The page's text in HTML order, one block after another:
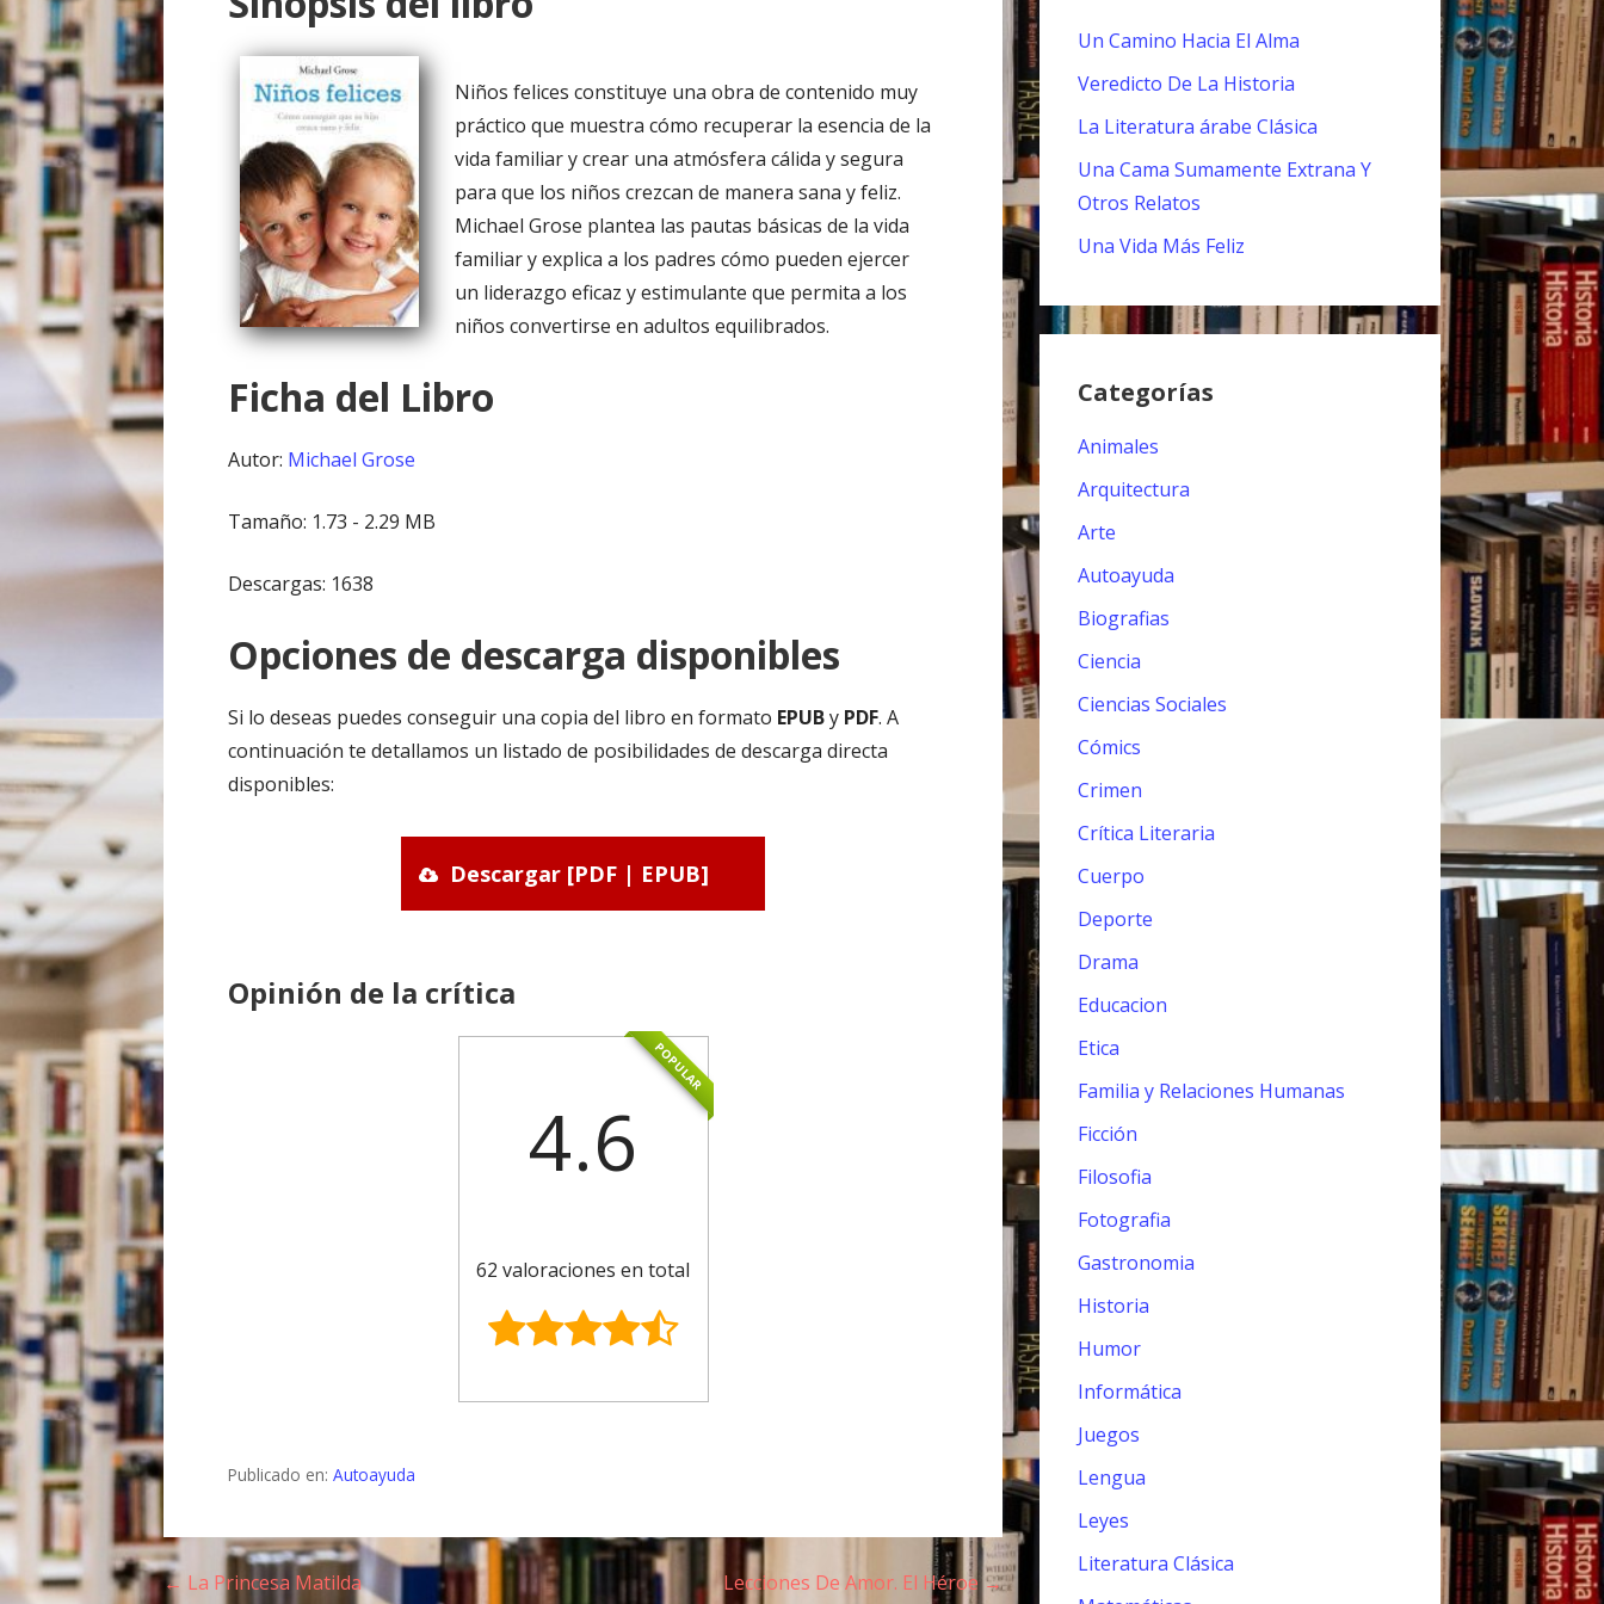
o
Niños felices constituye una obra de contenido muy
práctico que muestra cómo recuperar la esencia de la
vida familiar y crear una atmósfera cálida y segura
para que los niños crezcan de manera sana y feliz.
Michael Grose plantea las pautas básicas de la vida
familiar y explica a los padres cómo pueden ejercer
un liderazgo eficaz y estimulante que permita a los
niños convertirse en adultos equilibrados.
Ficha del Libro
Autor: Michael Grose
Tamaño: 1.73 - 2.29 MB
Descargas: 1638
Opciones de descarga disponibles
Si lo deseas puedes conseguir una copia del libro en formato EPUBy PDF. A
continuación te detallamos un listado de posibilidades de descarga directa
disponibles:
Descargar [PDF | EPUB]
Opinión de la crítica
POPULAR
4.6
62 valoraciones en total
Publicado en:Autoayuda
← La Princesa Matilda Lecciones De Amor. El Héroe →
Un Camino Hacia El Alma
Veredicto De La Historia
La Literatura árabe Clásica
Una Cama Sumamente Extrana Y
Otros Relatos
Una Vida Más Feliz
Categorías
Animales
Arquitectura
Arte
Autoayuda
Biografias
Ciencia
Ciencias Sociales
Cómics
Crimen
Crítica Literaria
Cuerpo
Deporte
Drama
Educacion
Etica
Familia y Relaciones Humanas
Ficción
Filosofia
Fotografia
Gastronomia
Historia
Humor
Informática
Juegos
Lengua
Leyes
Literatura Clásica